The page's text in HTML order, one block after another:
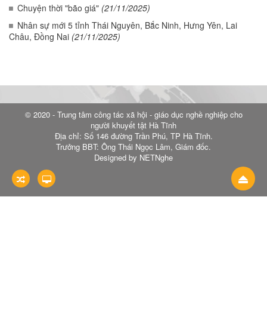
Chuyện thời "bão giá" (21/11/2025)
Nhân sự mới 5 tỉnh Thái Nguyên, Bắc Ninh, Hưng Yên, Lai
Châu, Đồng Nai (21/11/2025)
© 2020 - Trung tâm công tác xã hội - giáo dục nghề nghiệp cho
người khuyết tật Hà Tĩnh
Địa chỉ: Số 146 đường Trần Phú, TP Hà Tĩnh.
Trưởng BBT: Ông Thái Ngọc Lâm, Giám đốc.
Designed by NETNghe